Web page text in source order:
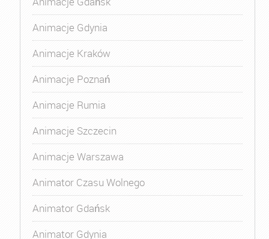
Animacje Gdynia
Animacje Kraków
Animacje Poznań
Animacje Rumia
Animacje Szczecin
Animacje Warszawa
Animator Czasu Wolnego
Animator Gdańsk
Animator Gdynia